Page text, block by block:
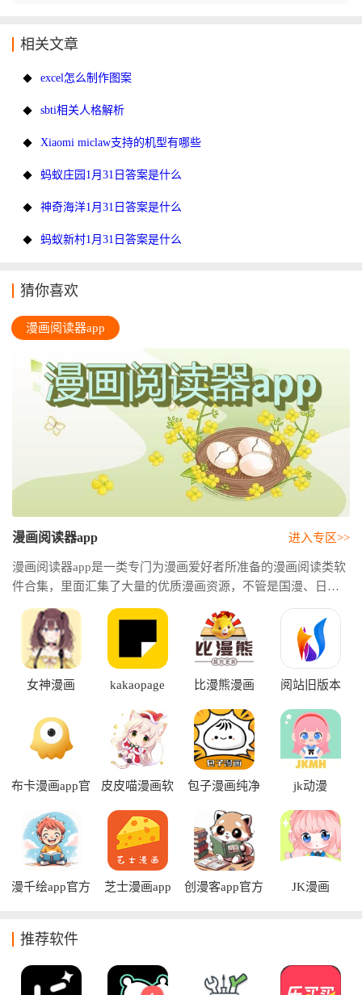
相关文章
excel怎么制作图案
sbti相关人格解析
Xiaomi miclaw支持的机型有哪些
蚂蚁庄园1月31日答案是什么
神奇海洋1月31日答案是什么
蚂蚁新村1月31日答案是什么
猜你喜欢
漫画阅读器app
漫画阅读器app
漫画阅读器app是一类专门为漫画爱好者所准备的漫画阅读类软
件合集，里面汇集了大量的优质漫画资源，不管是国漫、日漫
还是原创作品都应有尽有，其中是包括了各种不同的题材类
型。这类应用通常都拥有非常清晰的排版设计和良好的阅读体
验，让用户可以更轻松地沉浸在这些漫画的剧情中。同时也可
以支持连载更新的提醒、还有离线缓存和自动翻页等实用功
能，这样方便用户日后随时随地继续阅读自己喜爱的作品。
进入专区>>
女神漫画 kakaopage 比漫熊漫画 阅站旧版本
布卡漫画app官
皮皮喵漫画软
包子漫画纯净
jk动漫
漫千绘app官方
芝士漫画app
创漫客app官方
JK漫画
推荐软件